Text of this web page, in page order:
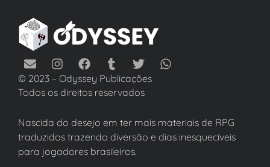
© 2023 – Odyssey Publicações
Todos os direitos reservados
Nascida do desejo em ter mais materiais de RPG
traduzidos trazendo diversão e dias inesquecíveis
para jogadores brasileiros.